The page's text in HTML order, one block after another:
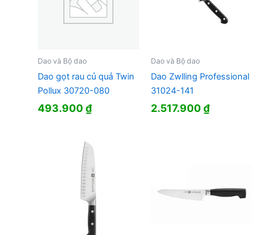
Dao và Bộ dao
Dao gọt rau củ quả Twin
Pollux 30720-080
493.900₫
Dao và Bộ dao
Dao Zwlling Professional
31024-141
2.517.900₫